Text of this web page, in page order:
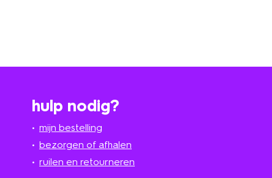
hulp nodig?
mijn bestelling
bezorgen of afhalen
ruilen en retourneren